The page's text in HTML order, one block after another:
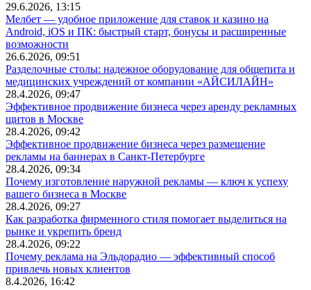
29.6.2026, 13:15
Мелбет — удобное приложение для ставок и казино на
Android, iOS и ПК: быстрый старт, бонусы и расширенные
возможности
26.6.2026, 09:51
Разделочные столы: надежное оборудование для общепита и
медицинских учреждений от компании «АЙСИЛАЙН»
28.4.2026, 09:47
Эффективное продвижение бизнеса через аренду рекламных
щитов в Москве
28.4.2026, 09:42
Эффективное продвижение бизнеса через размещение
рекламы на баннерах в Санкт-Петербурге
28.4.2026, 09:34
Почему изготовление наружной рекламы — ключ к успеху
вашего бизнеса в Москве
28.4.2026, 09:27
Как разработка фирменного стиля помогает выделиться на
рынке и укрепить бренд
28.4.2026, 09:22
Почему реклама на Эльдорадио — эффективный способ
привлечь новых клиентов
8.4.2026, 16:42